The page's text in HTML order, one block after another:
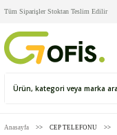
Tüm Siparişler Stoktan Teslim Edilir
Anasayfa CEP TELEFONU